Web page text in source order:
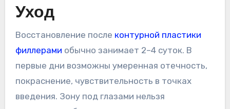
Уход
Восстановление после контурной пластики
филлерами обычно занимает 2–4 суток. В
первые дни возможны умеренная отечность,
покраснение, чувствительность в точках
введения. Зону под глазами нельзя